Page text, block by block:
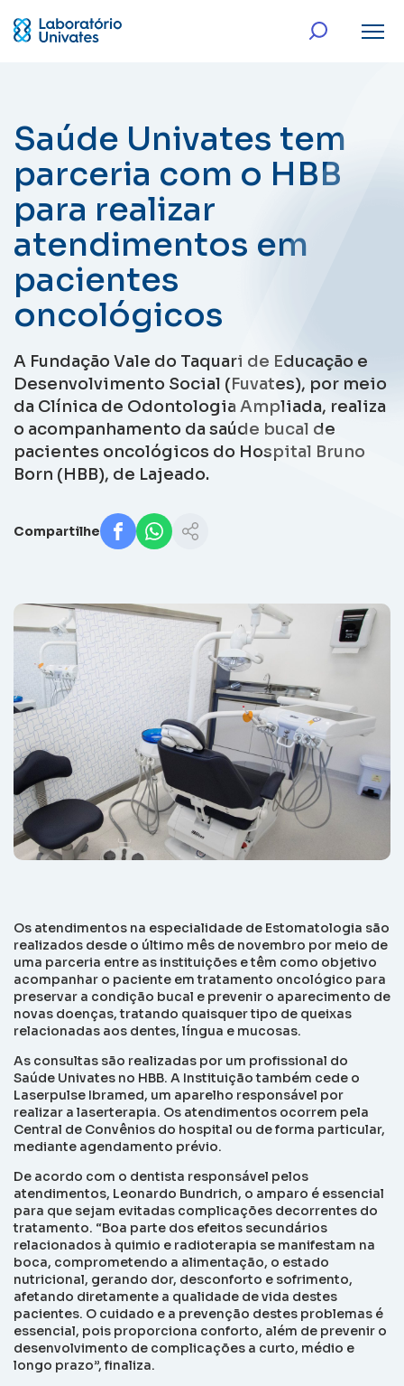
Saúde Univates tem
parceria com o HBB
para realizar
atendimentos em
pacientes
oncológicos
A Fundação Vale do Taquari de Educação e
Desenvolvimento Social (Fuvates), por meio
da Clínica de Odontologia Ampliada, realiza
o acompanhamento da saúde bucal de
pacientes oncológicos do Hospital Bruno
Born (HBB), de Lajeado.
Compartilhe
Os atendimentos na especialidade de Estomatologia são
realizados desde o último mês de novembro por meio de
uma parceria entre as instituições e têm como objetivo
acompanhar o paciente em tratamento oncológico para
preservar a condição bucal e prevenir o aparecimento de
novas doenças, tratando quaisquer tipo de queixas
relacionadas aos dentes, língua e mucosas.
As consultas são realizadas por um profissional do
Saúde Univates no HBB. A Instituição também cede o
Laserpulse Ibramed, um aparelho responsável por
realizar a laserterapia. Os atendimentos ocorrem pela
Central de Convênios do hospital ou de forma particular,
mediante agendamento prévio.
De acordo com o dentista responsável pelos
atendimentos, Leonardo Bundrich, o amparo é essencial
para que sejam evitadas complicações decorrentes do
tratamento. “Boa parte dos efeitos secundários
relacionados à quimio e radioterapia se manifestam na
boca, comprometendo a alimentação, o estado
nutricional, gerando dor, desconforto e sofrimento,
afetando diretamente a qualidade de vida destes
pacientes. O cuidado e a prevenção destes problemas é
essencial, pois proporciona conforto, além de prevenir o
desenvolvimento de complicações a curto, médio e
longo prazo”, finaliza.